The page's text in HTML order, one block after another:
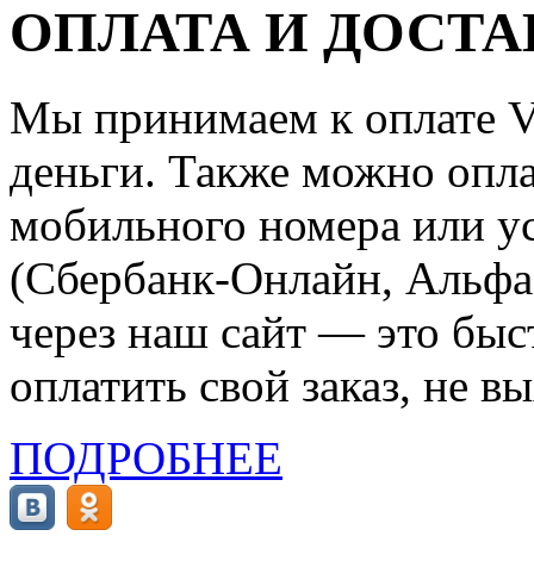
ОПЛАТА И
Мы принимаем к оплате
деньги. Также можно
мобильного номера или
(Сбербанк-Онлайн,
через наш сайт — это
оплатить свой заказ, не
ПОДРОБНЕЕ